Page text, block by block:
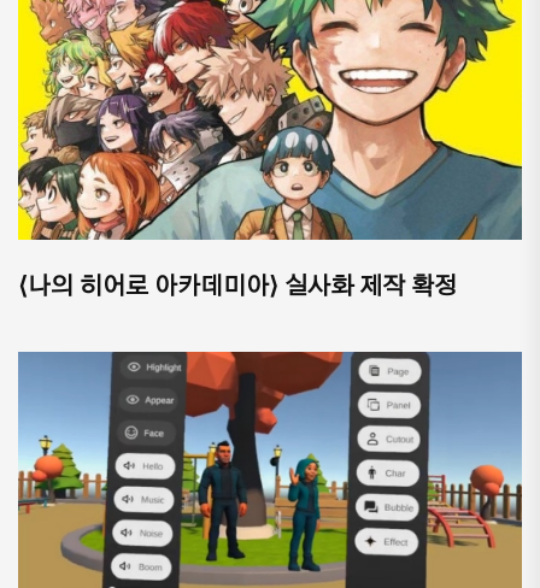
⟨나의 히어로 아카데미아⟩ 실사화 제작 확정